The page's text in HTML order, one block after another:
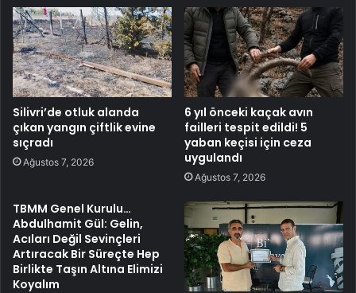
Silivri’de otluk alanda
çıkan yangın çiftlik evine
sıçradı
Ağustos 7, 2026
6 yıl önceki kaçak avın
failleri tespit edildi! 5
yaban keçisi için ceza
uygulandı
Ağustos 7, 2026
TBMM Genel Kurulu…
Abdulhamit Gül: Gelin,
Acıları Değil Sevinçleri
Artıracak Bir Süreçte Hep
Birlikte Taşın Altına Elimizi
Koyalım